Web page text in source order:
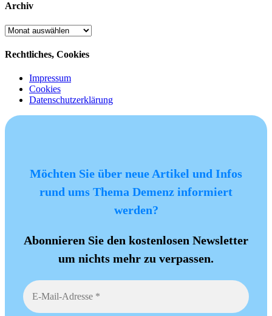
Archiv
Archiv
Rechtliches, Cookies
Impressum
Cookies
Datenschutzerklärung
Möchten Sie über neue Artikel und Infos
rund ums Thema Demenz informiert
werden?
Abonnieren Sie den kostenlosen Newsletter
um nichts mehr zu verpassen.